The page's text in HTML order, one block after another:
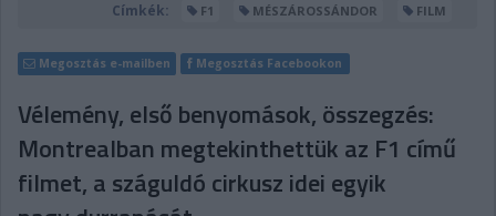
Címkék:
F1 MÉSZÁROSSÁNDOR FILM
Megosztás e-mailben Megosztás Facebookon
Vélemény, első benyomások, összegzés:
Montrealban megtekinthettük az F1 című
filmet, a száguldó cirkusz idei egyik